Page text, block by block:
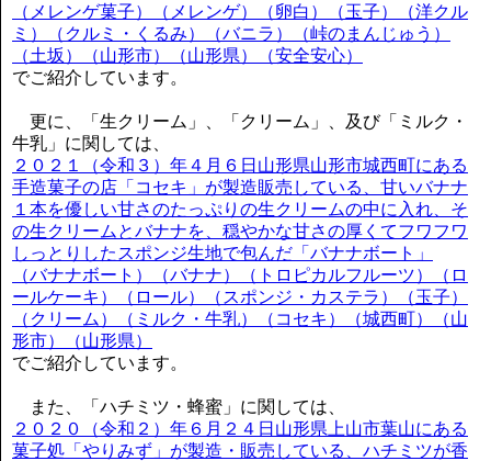
（メレンゲ菓子）（メレンゲ）（卵白）（玉子）（洋クル
ミ）（クルミ・くるみ）（バニラ）（峠のまんじゅう）
（土坂）（山形市）（山形県）（安全安心）
でご紹介しています。
更に、「生クリーム」、「クリーム」、及び「ミルク・
牛乳」に関しては、
２０２１（令和３）年４月６日山形県山形市城西町にある
手造菓子の店「コセキ」が製造販売している、甘いバナナ
１本を優しい甘さのたっぷりの生クリームの中に入れ、そ
の生クリームとバナナを、穏やかな甘さの厚くてフワフワ
しっとりしたスポンジ生地で包んだ「バナナボート」
（バナナボート）（バナナ）（トロピカルフルーツ）（ロ
ールケーキ）（ロール）（スポンジ・カステラ）（玉子）
（クリーム）（ミルク・牛乳）（コセキ）（城西町）（山
形市）（山形県）
でご紹介しています。
また、「ハチミツ・蜂蜜」に関しては、
２０２０（令和２）年６月２４日山形県上山市葉山にある
菓子処「やりみず」が製造・販売している、ハチミツが香